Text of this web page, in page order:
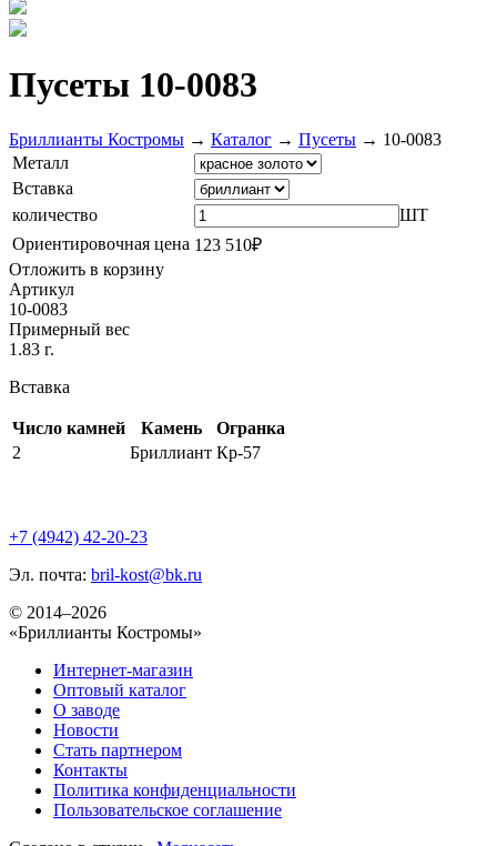
Пусеты 10-0083
Бриллианты Костромы → Каталог → Пусеты → 10-0083
Металл
Вставка
количество
ШТ
Ориентировочная цена 123 510₽
Отложить в корзину
Артикул
10-0083
Примерный вес
1.83 г.
Вставка
Число камней Камень
Огранка
2
Бриллиант Кр-57
+7 (4942) 42-20-23
Эл. почта: bril-kost@bk.ru
© 2014–2026
«Бриллианты Костромы»
Интернет-магазин
Оптовый каталог
О заводе
Новости
Стать партнером
Контакты
Политика конфиденциальности
Пользовательское соглашение